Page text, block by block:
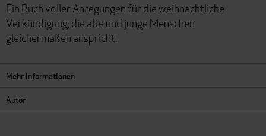
Ein Buch voller Anregungen für die weihnachtliche
Verkündigung, die alte und junge Menschen
gleichermaßen anspricht.
Mehr Informationen
Autor